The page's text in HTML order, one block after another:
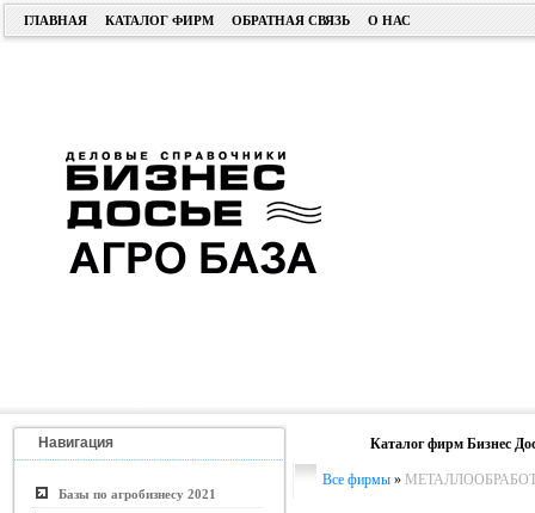
ГЛАВНАЯ КАТАЛОГ ФИРМ ОБРАТНАЯ СВЯЗЬ О НАС
Навигация
Базы по агробизнесу 2021
Каталог фирм Бизнес
Все фирмы »